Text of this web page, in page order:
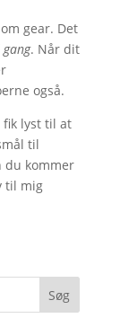
gear. Det
. Når dit
også.
fik lyst til at
til
du kommer
til mig
Søg